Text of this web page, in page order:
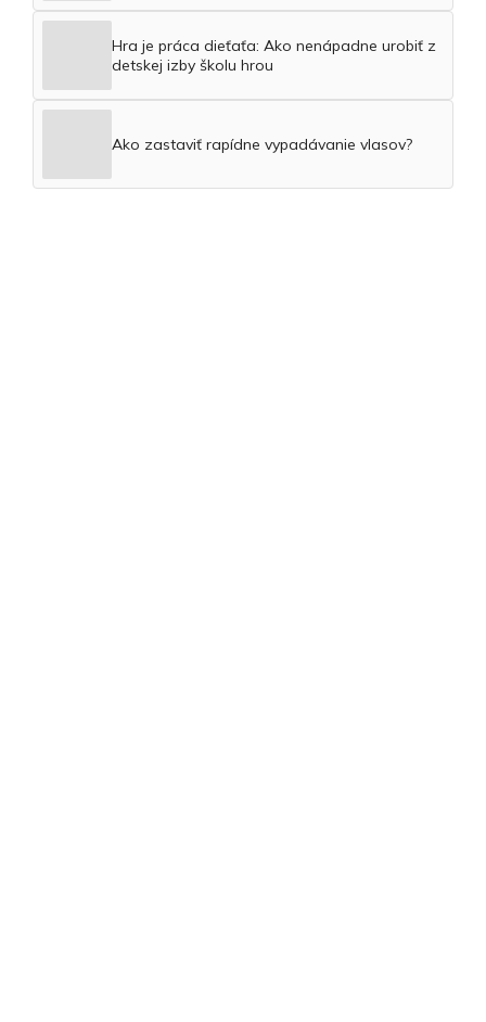
Hra je práca dieťaťa: Ako nenápadne urobiť z
detskej izby školu hrou
Ako zastaviť rapídne vypadávanie vlasov?